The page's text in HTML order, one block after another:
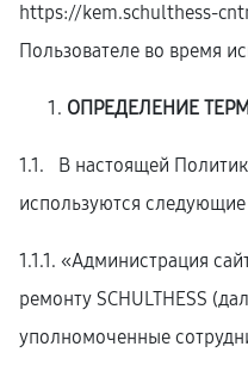
https://kem.schulthess-
Пользователе во время
ОПРЕДЕЛЕНИЕ
1.1. В настоящей
используются
1.1.1. «Администрация
ремонту SCHULTHESS
уполномоченные